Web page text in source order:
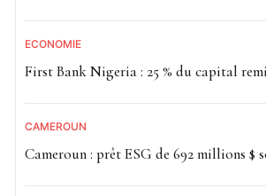
ECONOMIE
First Bank Nigeria : 25 % du capital
CAMEROUN
Cameroun : prêt ESG de 692 millions $